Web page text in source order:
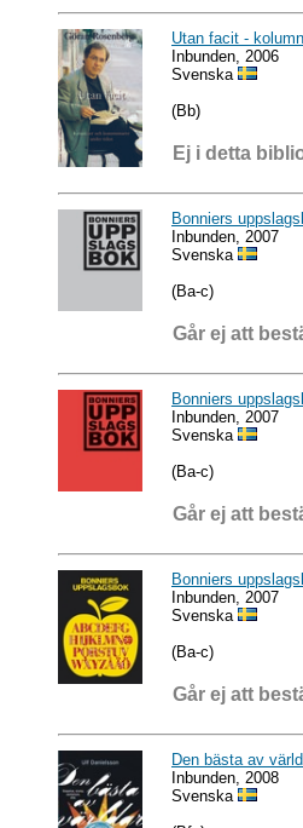
Utan facit -
Inbunden, 2006
Svenska
(Bb)
Ej i detta
Bonniers
Inbunden, 2007
Svenska
(Ba-c)
Går ej att
Bonniers
Inbunden, 2007
Svenska
(Ba-c)
Går ej att
Bonniers
Inbunden, 2007
Svenska
(Ba-c)
Går ej att
Den bästa av
Inbunden, 2008
Svenska